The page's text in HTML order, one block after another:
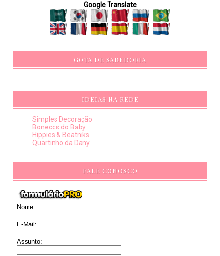
Google Translate
GOTA DE SABEDORIA
IDEIAS NA REDE
Simples Decoração
Bonecos do Baby
Hippies & Beatniks
Quartinho da Dany
FALE CONOSCO
Nome:
E-Mail:
Assunto: